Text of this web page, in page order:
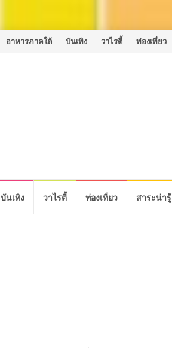
อาหารภาคใต้ บันเทิง วาไรตี้ ท่องเที่ยว
บันเทิง วาไรตี้ ท่องเที่ยว สาระน่ารู้